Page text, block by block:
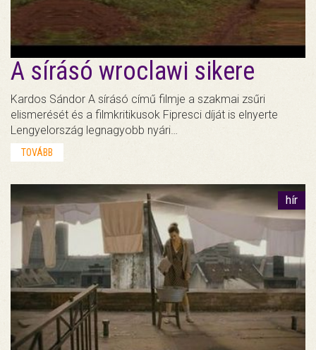
A sírásó wroclawi sikere
Kardos Sándor A sírásó című filmje a szakmai zsűri
elismerését és a filmkritikusok Fipresci díját is elnyerte
Lengyelország legnagyobb nyári…
TOVÁBB
hír